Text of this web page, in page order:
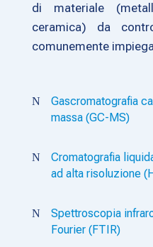
di materiale
ceramica) da
comunemente
N
Gascromatografia
massa (GC-MS)
N
Cromatografia
ad alta risoluzione
N
Spettroscopia
Fourier (FTIR)